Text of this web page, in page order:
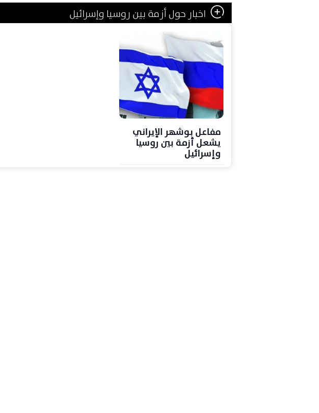
اخبار حول أزمة بين روسيا وإسرائيل
مفاعل بوشهر الإيراني
يشعل أزمة بين روسيا
وإسرائيل